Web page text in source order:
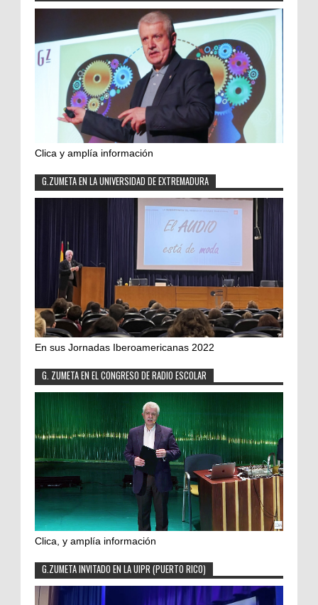
Clica y amplía información
G.ZUMETA EN LA UNIVERSIDAD DE EXTREMADURA
En sus Jornadas Iberoamericanas 2022
G. ZUMETA EN EL CONGRESO DE RADIO ESCOLAR
Clica, y amplía información
G.ZUMETA INVITADO EN LA UIPR (PUERTO RICO)